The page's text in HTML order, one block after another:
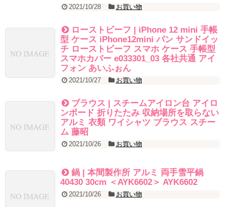
2021/10/28 お買い物
ローストビーフ | iPhone 12 mini 手帳
型 ケース iPhone12mini パン サンドイッ
チ ローストビーフ スマホ ケース 手帳型
スマホカバー e033301_03 各社共通 アイ
フォン あいふぉん
2021/10/27 お買い物
ブラウス | スチームアイロン台 アイロ
ンボード 折りたたみ 収納場所を取らない
アルミ 衣類 ワイシャツ ブラウス スチー
ム 藤昭
2021/10/26 お買い物
鍋 | 本間製作所 アルミ 両手雪平鍋
40430 30cm ＜AYK6602＞ AYK6602
2021/10/26 お買い物